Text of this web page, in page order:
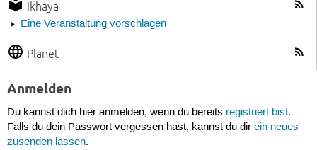
Ikhaya
Eine Veranstaltung vorschlagen
Planet
Anmelden
Du kannst dich hier anmelden, wenn du bereits registriert bist.
Falls du dein Passwort vergessen hast, kannst du dir ein neues
zusenden lassen.